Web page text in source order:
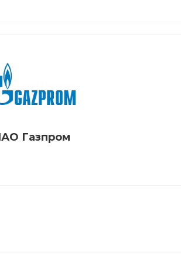
Газпром